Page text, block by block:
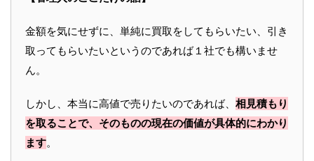
金額を気にせずに、単純に買取をしてもらいたい、引き
取ってもらいたいというのであれば１社でも構いませ
ん。
しかし、本当に高値で売りたいのであれば、 相見積もり
を取ることで、そのものの現在の価値が具体的にわかり
ます。